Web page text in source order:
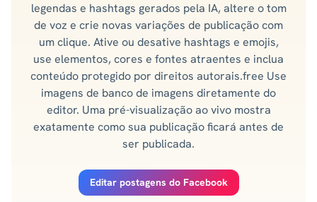
legendas e hashtags gerados pela IA, altere o tom
de voz e crie novas variações de publicação com
um clique. Ative ou desative hashtags e emojis,
use elementos, cores e fontes atraentes e inclua
conteúdo protegido por direitos autorais.free Use
imagens de banco de imagens diretamente do
editor. Uma pré-visualização ao vivo mostra
exatamente como sua publicação ficará antes de
ser publicada.
Editar postagens do Facebook